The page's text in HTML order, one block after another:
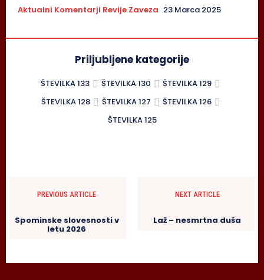
Aktualni Komentarji Revije Zaveza 23 Marca 2025
Priljubljene kategorije
ŠTEVILKA 133 ŠTEVILKA 130
ŠTEVILKA 129
ŠTEVILKA 128
ŠTEVILKA 127
ŠTEVILKA 126
ŠTEVILKA 125
PREVIOUS ARTICLE
Spominske slovesnosti v
letu 2026
NEXT ARTICLE
Laž – nesmrtna duša